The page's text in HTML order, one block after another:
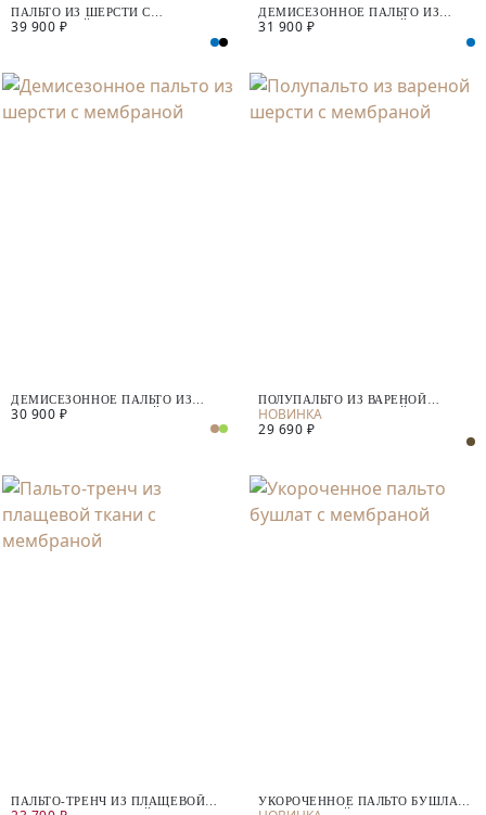
ПАЛЬТО ИЗ ШЕРСТИ С
МЕМБРАНОЙ
39 900 ₽
ДЕМИСЕЗОННОЕ ПАЛЬТО ИЗ
ШЕРСТИ С МЕМБРАНОЙ
31 900 ₽
ДЕМИСЕЗОННОЕ ПАЛЬТО ИЗ
ШЕРСТИ С МЕМБРАНОЙ
30 900 ₽
ПОЛУПАЛЬТО ИЗ ВАРЕНОЙ
ШЕРСТИ С МЕМБРАНОЙ
29 690 ₽
ПАЛЬТО-ТРЕНЧ ИЗ ПЛАЩЕВОЙ
УКОРОЧЕННОЕ ПАЛЬТО БУШЛАТ